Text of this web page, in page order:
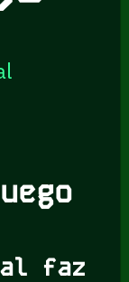
faz